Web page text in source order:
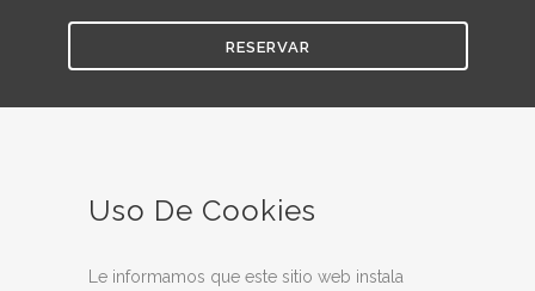
RESERVAR
Uso De Cookies
Le informamos que este sitio web instala